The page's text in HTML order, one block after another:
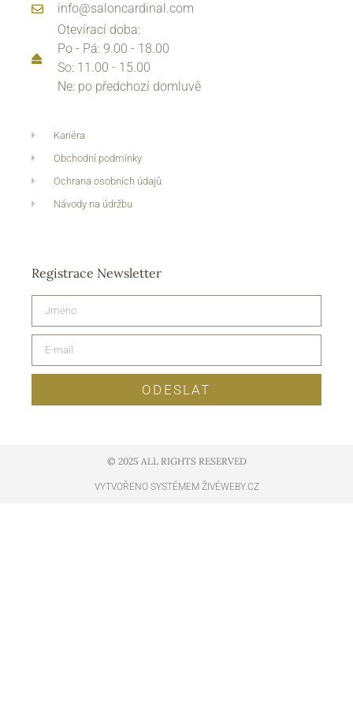
info@saloncardinal.com
Otevírací doba:
Po - Pá: 9.00 - 18.00
So: 11.00 - 15.00
Ne: po předchozí domluvě
Kariéra
Obchodní podmínky
Ochrana osobních údajů
Návody na údržbu
Registrace Newsletter
ODESLAT
© 2025 ALL RIGHTS RESERVED​
VYTVOŘENO SYSTÉMEM ŽIVÉWEBY.CZ